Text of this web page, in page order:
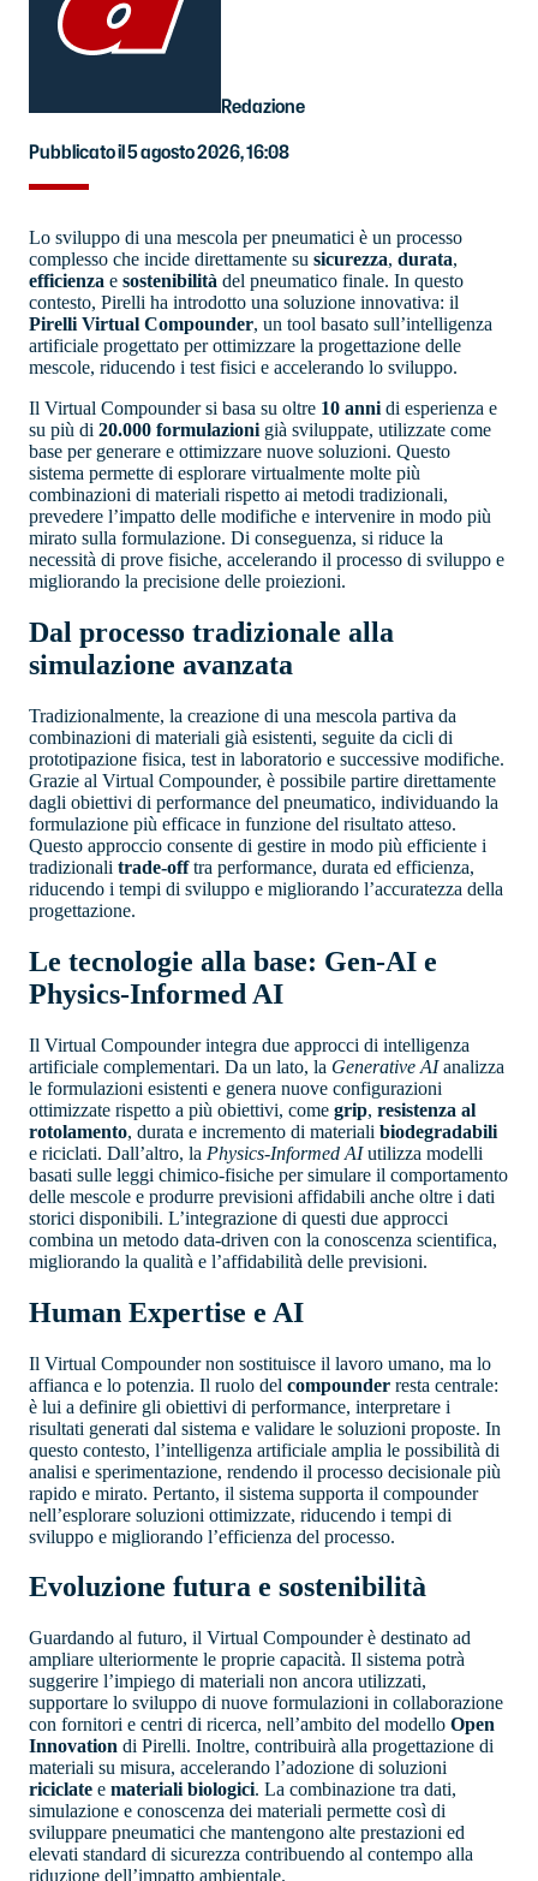
Redazione
Pubblicato il 5 agosto 2026, 16:08
Lo sviluppo di una mescola per pneumatici è un processo
complesso che incide direttamente su sicurezza, durata,
efficienza e sostenibilità del pneumatico finale. In questo
contesto, Pirelli ha introdotto una soluzione innovativa: il
Pirelli Virtual Compounder, un tool basato sull’intelligenza
artificiale progettato per ottimizzare la progettazione delle
mescole, riducendo i test fisici e accelerando lo sviluppo.
Il Virtual Compounder si basa su oltre 10 anni di esperienza e
su più di 20.000 formulazioni già sviluppate, utilizzate come
base per generare e ottimizzare nuove soluzioni. Questo
sistema permette di esplorare virtualmente molte più
combinazioni di materiali rispetto ai metodi tradizionali,
prevedere l’impatto delle modifiche e intervenire in modo più
mirato sulla formulazione. Di conseguenza, si riduce la
necessità di prove fisiche, accelerando il processo di sviluppo e
migliorando la precisione delle proiezioni.
Dal processo tradizionale alla
simulazione avanzata
Tradizionalmente, la creazione di una mescola partiva da
combinazioni di materiali già esistenti, seguite da cicli di
prototipazione fisica, test in laboratorio e successive modifiche.
Grazie al Virtual Compounder, è possibile partire direttamente
dagli obiettivi di performance del pneumatico, individuando la
formulazione più efficace in funzione del risultato atteso.
Questo approccio consente di gestire in modo più efficiente i
tradizionali trade-offtra performance, durata ed efficienza,
riducendo i tempi di sviluppo e migliorando l’accuratezza della
progettazione.
Le tecnologie alla base: Gen-AI e
Physics-Informed AI
Il Virtual Compounder integra due approcci di intelligenza
artificiale complementari. Da un lato, la Generative AIanalizza
le formulazioni esistenti e genera nuove configurazioni
ottimizzate rispetto a più obiettivi, come grip, resistenza al
rotolamento, durata e incremento di materiali biodegradabili
e riciclati. Dall’altro, la Physics-Informed AIutilizza modelli
basati sulle leggi chimico-fisiche per simulare il comportamento
delle mescole e produrre previsioni affidabili anche oltre i dati
storici disponibili. L’integrazione di questi due approcci
combina un metodo data-driven con la conoscenza scientifica,
migliorando la qualità e l’affidabilità delle previsioni.
Human Expertise e AI
Il Virtual Compounder non sostituisce il lavoro umano, ma lo
affianca e lo potenzia. Il ruolo del compounder resta centrale:
è lui a definire gli obiettivi di performance, interpretare i
risultati generati dal sistema e validare le soluzioni proposte. In
questo contesto, l’intelligenza artificiale amplia le possibilità di
analisi e sperimentazione, rendendo il processo decisionale più
rapido e mirato. Pertanto, il sistema supporta il compounder
nell’esplorare soluzioni ottimizzate, riducendo i tempi di
sviluppo e migliorando l’efficienza del processo.
Evoluzione futura e sostenibilità
Guardando al futuro, il Virtual Compounder è destinato ad
ampliare ulteriormente le proprie capacità. Il sistema potrà
suggerire l’impiego di materiali non ancora utilizzati,
supportare lo sviluppo di nuove formulazioni in collaborazione
con fornitori e centri di ricerca, nell’ambito del modello Open
Innovation di Pirelli. Inoltre, contribuirà alla progettazione di
materiali su misura, accelerando l’adozione di soluzioni
riciclate e materiali biologici. La combinazione tra dati,
simulazione e conoscenza dei materiali permette così di
sviluppare pneumatici che mantengono alte prestazioni ed
elevati standard di sicurezza contribuendo al contempo alla
riduzione dell’impatto ambientale.